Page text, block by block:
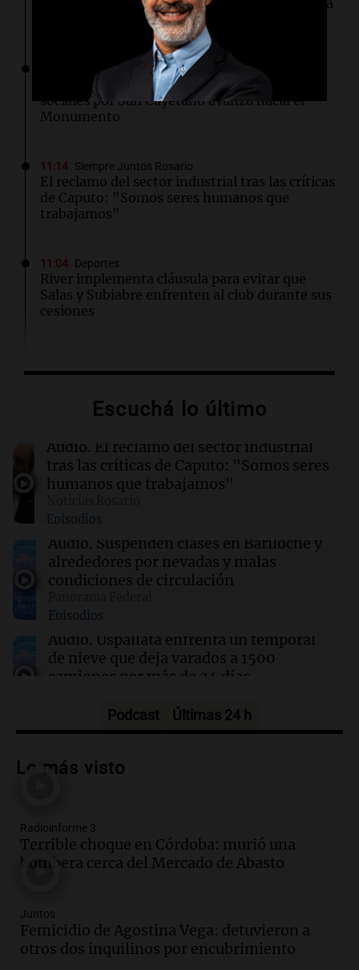
para comprar a Leandro Paredes
Siempre Juntos Rosario
La marcha de gremios y organizaciones
sociales por San Cayetano avanza hacia el
Monumento
11:14 Siempre Juntos Rosario
El reclamo del sector industrial tras las críticas
de Caputo: "Somos seres humanos que
trabajamos"
11:04 Deportes
River implementa cláusula para evitar que
Salas y Subiabre enfrenten al club durante sus
cesiones
La misteriosa historia de la señora de uñas
10:53 Plataformas
Moria Casán llega a Netflix con una serie que
recorre cinco décadas
10:51 Desayuno de Juntos
Se divorciaron y la Justicia ordenó que ella le
pague una renta por vivir en la casa familiar
10:50 Sociedad
Quién era la bombera que murió en el trágico
choque de la ruta 19
Escuchá lo último
Audio. El reclamo del sector industrial
tras las críticas de Caputo: "Somos seres
humanos que trabajamos"
Episodios
Audio. Suspenden clases en Bariloche y
alrededores por nevadas y malas
condiciones de circulación
Episodios
Audio. Uspallata enfrenta un temporal
de nieve que deja varados a 1500
camiones por más de 24 días
Audio.Exigen justicia por Débora:
devolvérnosla"
Audio.Se divorciaron y la Justicia
ordenó que ella le pague una renta por
vivir en la casa familiar
Audio.Una mujer fallece tras vuelco de
vehículo en la Circunvalación Este-
Podcast Últimas 24 h
Lo más visto
Radioinforme 3
Terrible choque en Córdoba: murió una
bombera cerca del Mercado de Abasto
Juntos
Femicidio de Agostina Vega: detuvieron a
otros dos inquilinos por encubrimiento